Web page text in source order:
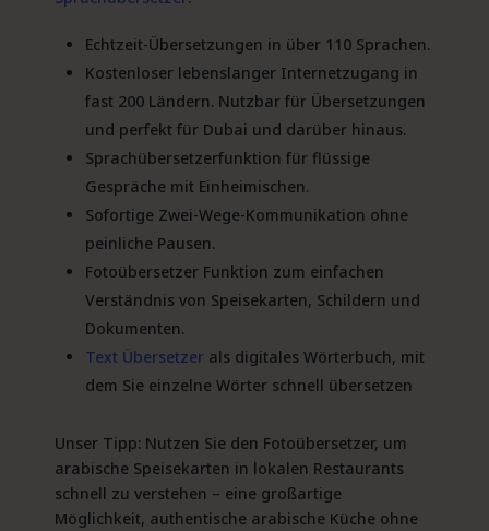
Echtzeit-Übersetzungen in über 110 Sprachen.
Kostenloser lebenslanger Internetzugang in
fast 200 Ländern. Nutzbar für Übersetzungen
und perfekt für Dubai und darüber hinaus.
Sprachübersetzerfunktion für flüssige
Gespräche mit Einheimischen.
Sofortige Zwei-Wege-Kommunikation ohne
peinliche Pausen.
Fotoübersetzer Funktion zum einfachen
Verständnis von Speisekarten, Schildern und
Dokumenten.
Text Übersetzerals digitales Wörterbuch, mit
dem Sie einzelne Wörter schnell übersetzen
Unser Tipp: Nutzen Sie den Fotoübersetzer, um
arabische Speisekarten in lokalen Restaurants
schnell zu verstehen – eine großartige
Möglichkeit, authentische arabische Küche ohne